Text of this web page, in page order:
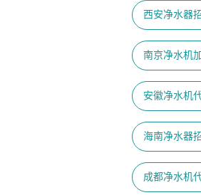
西安净水器
南京净水机
安徽净水机
海南净水器
成都净水机